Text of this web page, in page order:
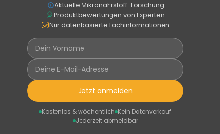
Aktuelle Mikronährstoff-Forschung
Produktbewertungen von Experten
Nur datenbasierte Fachinformationen
Jetzt anmelden
Kostenlos & wöchentlich Kein Datenverkauf
Jederzeit abmeldbar